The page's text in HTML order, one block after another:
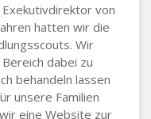
von
hatten wir die
Wir
dabei zu
behandeln lassen
unsere Familien
eine Website zur